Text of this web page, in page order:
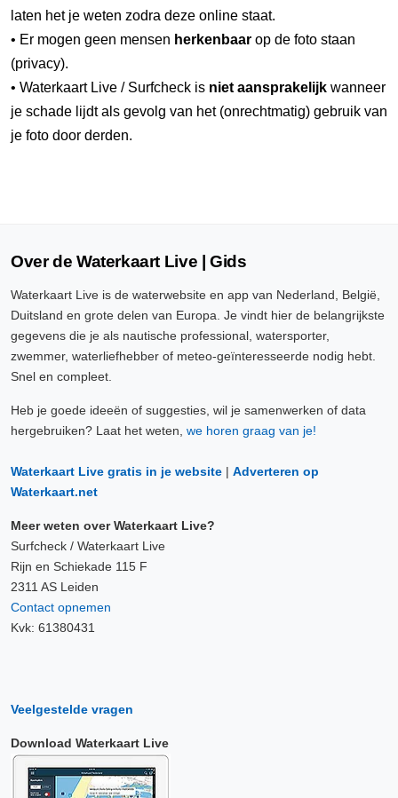
laten het je weten zodra deze online staat.
• Er mogen geen mensen herkenbaar op de foto staan
(privacy).
• Waterkaart Live / Surfcheck is niet aansprakelijk wanneer
je schade lijdt als gevolg van het (onrechtmatig) gebruik van
je foto door derden.
Over de Waterkaart Live | Gids
Waterkaart Live is de waterwebsite en app van Nederland, België,
Duitsland en grote delen van Europa. Je vindt hier de belangrijkste
gegevens die je als nautische professional, watersporter,
zwemmer, waterliefhebber of meteo-geïnteresseerde nodig hebt.
Snel en compleet.
Heb je goede ideeën of suggesties, wil je samenwerken of data
hergebruiken? Laat het weten, we horen graag van je!
Waterkaart Live gratis in je website | Adverteren op
Waterkaart.net
Meer weten over Waterkaart Live?
Surfcheck / Waterkaart Live
Rijn en Schiekade 115 F
2311 AS Leiden
Contact opnemen
Kvk: 61380431
Veelgestelde vragen
Download Waterkaart Live